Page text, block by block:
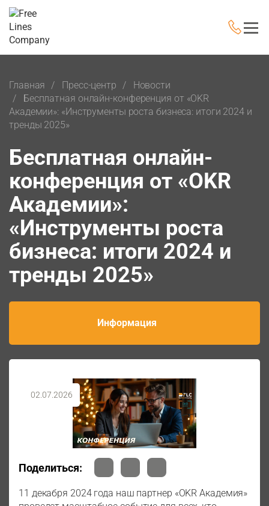
Главная Пресс-центр
Новости
Бесплатная онлайн-конференция от «OKR
Академии»: «Инструменты роста бизнеса: итоги 2024 и
тренды 2025»
Бесплатная онлайн-
конференция от «OKR
Академии»:
«Инструменты роста
бизнеса: итоги 2024 и
тренды 2025»
Информация
02.07.2026
Поделиться:
11 декабря 2024 года наш партнер «OKR Академия»